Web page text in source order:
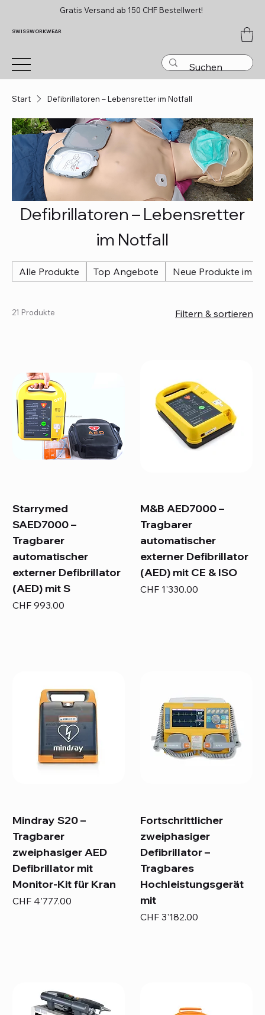
Gratis Versand ab 150 CHF Bestellwert!
SWISSWORKWEAR
Start Defibrillatoren – Lebensretter im Notfall
Defibrillatoren – Lebensretter
im Notfall
Alle Produkte Top Angebote Neue Produkte im
21 Produkte Filtern & sortieren
Starrymed
SAED7000 –
Tragbarer
automatischer
externer Defibrillator
(AED) mit S
Preis
CHF 993.00
M&B AED7000 –
Tragbarer
automatischer
externer Defibrillator
(AED) mit CE & ISO
Preis
CHF 1'330.00
Mindray S20 –
Tragbarer
zweiphasiger AED
Defibrillator mit
Monitor-Kit für Kran
Preis
CHF 4'777.00
Fortschrittlicher
zweiphasiger
Defibrillator –
Tragbares
Hochleistungsgerät
mit
Preis
CHF 3'182.00